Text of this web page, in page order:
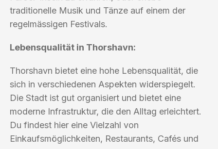
traditionelle Musik und Tänze auf einem der
regelmässigen Festivals.
Lebensqualität in Thorshavn:
Thorshavn bietet eine hohe Lebensqualität, die
sich in verschiedenen Aspekten widerspiegelt.
Die Stadt ist gut organisiert und bietet eine
moderne Infrastruktur, die den Alltag erleichtert.
Du findest hier eine Vielzahl von
Einkaufsmöglichkeiten, Restaurants, Cafés und